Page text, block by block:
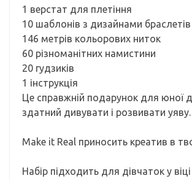
1 верстат для плетіння
10 шаблонів з дизайнами
146 метрів кольорових ниток
60 різноманітних намистини
20 гудзиків
1 інструкція
Це справжній подарунок для юної
здатний дивувати і розвивати уяву.
Make it Real приносить креатив в
Набір підходить для дівчаток у віці